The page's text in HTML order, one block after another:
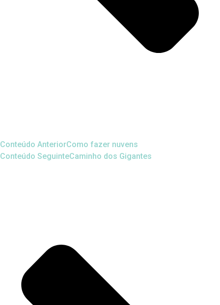
Conteúdo AnteriorComo fazer nuvens
Conteúdo SeguinteCaminho dos Gigantes